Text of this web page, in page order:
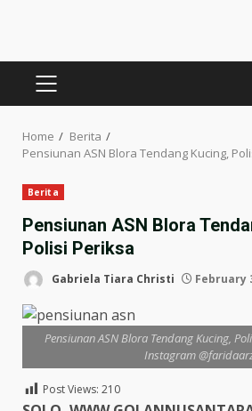
PRIMARY
Home
Berita
Pensiunan ASN Blora Tendang Kucing,
Berita
Pensiunan ASN Blora
Polisi Periksa
Gabriela Tiara Christi February
Pensiunan ASN Blora Tendang Kucing,
Instagram
Post Views: 210